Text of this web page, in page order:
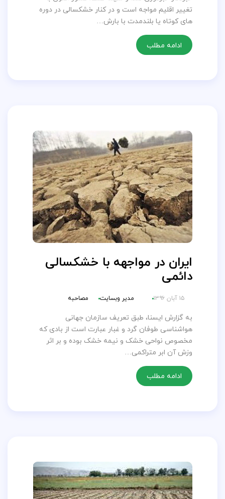
تغییر اقلیم مواجه است و در کنار خشکسالی در دوره
های کوتاه یا بلندمدت با بارش…
ادامه مطلب
ایران در مواجهه با خشکسالی
دائمی
۱۵ آبان ۱۳۹۶ مدیر وبسایت مصاحبه
به گزارش ایسنا، طبق تعریف سازمان جهانی
هواشناسی طوفان گرد و غبار عبارت است از بادی که
مخصوص نواحی خشک و نیمه خشک بوده و بر اثر
وزش آن ابر متراکمی…
ادامه مطلب